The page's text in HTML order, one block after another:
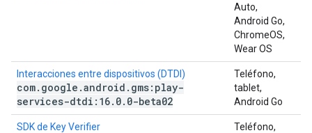
Auto,
Android Go,
ChromeOS,
Wear OS
Interacciones entre dispositivos (DTDI)
com. google .android . gms:play-
services-dtdi:16. 0. 0-beta02
Teléfono,
tablet,
Android Go
SDK de Key Verifier
Teléfono,